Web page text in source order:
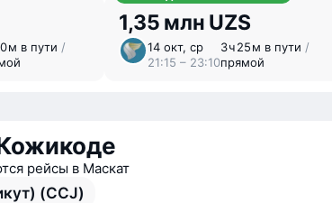
⁠м в пути /
1,35 млн UZS
14 окт, ср
21:15 – 23:10
3 ⁠ч 25 ⁠м в пути /
прямой
рейсы в Маскат
(CCJ)